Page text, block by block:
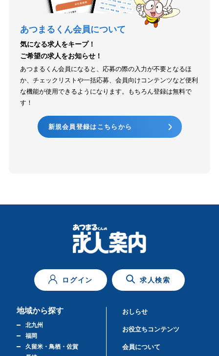
あつまるくん会員について
気になる求人をキープ！
ご希望の求人をお知らせ！
あつまるくん会員になると、応募の際の入力が不要となるほ
か、チェックリストや一括応募、会員向けコンテンツなど便利
な機能が使用できるようになります。もちろん登録は無料で
す！
新規会員登録はこちらから
ログイン 求人検索
地域から探す
北九州
福岡
久留米・鳥栖・佐賀
おしらせ
お役立ちコンテンツ
会員について